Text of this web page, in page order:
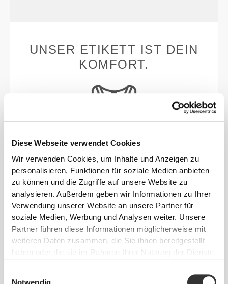
Diese Webseite verwendet Cookies
Wir verwenden Cookies, um Inhalte und Anzeigen zu
personalisieren, Funktionen für soziale Medien anbieten
zu können und die Zugriffe auf unsere Website zu
analysieren. Außerdem geben wir Informationen zu Ihrer
Verwendung unserer Website an unsere Partner für
soziale Medien, Werbung und Analysen weiter. Unsere
Partner führen diese Informationen möglicherweise mit
weiteren Daten zusammen, die Sie ihnen bereitgestellt
UNSER ETIKETT IST DEIN
KOMFORT.
Ohne eingenähtes Etikett
Unsere Kleidung steht für Komfort. Unsere
Herangehensweise hinterlässt einen wichtigen
Eindruck auf unsere Kleidung: auf die nahtlose
Freiheit! Ohne eingenähtes Etikett wird das Tragen
von Kleidung noch bequemer, da es zu keinen
Hautreizungen kommt.
TIPP ZUR PASSFORM